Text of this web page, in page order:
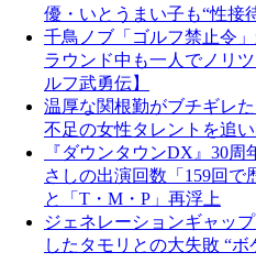
優・いとうまい子も“性接
千鳥ノブ「ゴルフ禁止令
ラウンド中も一人でノリ
ルフ武勇伝】
温厚な関根勤がブチギレ
不足の女性タレントを追
『ダウンタウンDX』30
さしの出演回数「159回
と「T・M・P」再浮上
ジェネレーションギャッ
したタモリとの大失敗 “ボ